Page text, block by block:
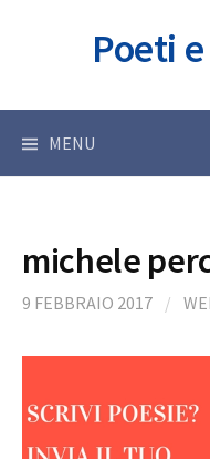
Poeti
MENU
michele
9 FEBBRAIO 2017 /